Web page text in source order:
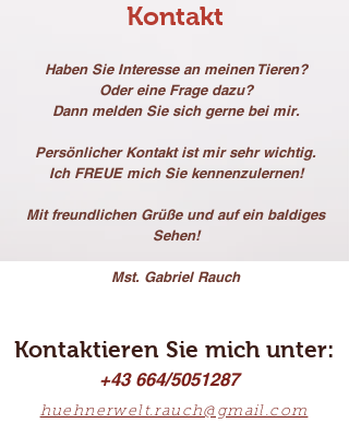
Kontakt
Haben Sie Interesse an meinen Tieren?
Oder eine Frage dazu?
Dann melden Sie sich gerne bei mir.
Persönlicher Kontakt ist mir sehr wichtig.
Ich FREUE mich Sie kennenzulernen!
Mit freundlichen Grüße und auf ein baldiges
Sehen!
Mst. Gabriel Rauch
Kontaktieren Sie mich unter:
+43 664/5051287
huehnerwelt.rauch@gmail.com